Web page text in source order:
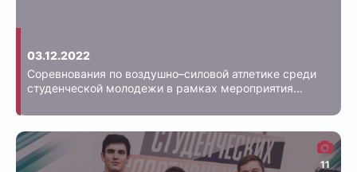
03.12.2022
Соревнования по воздушно–силовой атлетике среди
студенческой молодежи в рамках мероприятия
11